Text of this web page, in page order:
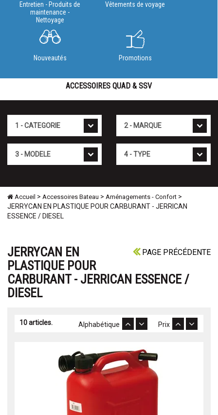
Entretien - Produits de
maintenance -
Nettoyage
Vêtements de voyage
Nouveautés Promotions
ACCESSOIRES QUAD & SSV
Accueil > Accessoires Bateau > Aménagements - Confort >
JERRYCAN EN PLASTIQUE POUR CARBURANT - JERRICAN
ESSENCE / DIESEL
PAGE PRÉCÉDENTE
JERRYCAN EN
PLASTIQUE POUR
CARBURANT - JERRICAN ESSENCE /
DIESEL
10 articles. Prix
Alphabétique